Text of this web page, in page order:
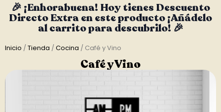
🎉 ¡Enhorabuena! Hoy tienes Descuento
Directo Extra en este producto ¡Añádelo
al carrito para descubrilo! 🎉
Inicio /Tienda /Cocina / Café y Vino
Café y Vino